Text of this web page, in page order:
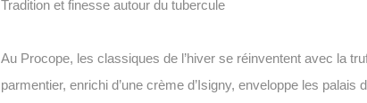
Tradition et finesse autour du tubercule
Au Procope, les classiques de l’hiver se réinventent avec la
parmentier, enrichi d’une crème d’Isigny, enveloppe les palais